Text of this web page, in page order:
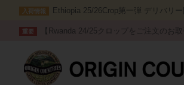
入荷情報 Ethiopia 25/26Crop第一弾 デリバリー
重要 【Rwanda 24/25クロップをご注文のお取